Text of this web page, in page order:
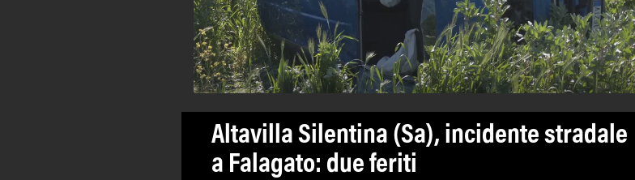
Altavilla Silentina (Sa), incidente stradale
a Falagato: due feriti